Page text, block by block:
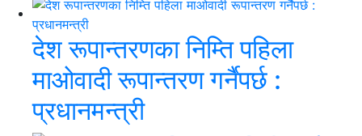
देश रूपान्तरणका निम्ति पहिला
माओवादी रूपान्तरण गर्नैपर्छ :
प्रधानमन्त्री